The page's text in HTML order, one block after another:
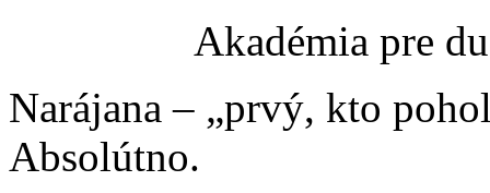
Akadémia pre
Narájana – „prvý, kto
Absolútno.